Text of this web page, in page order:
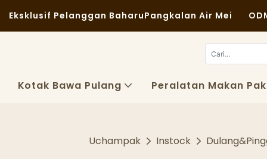
Eksklusif Pelanggan BaharuPangkalan Air Mei
Kotak Bawa Pulang Peralatan Makan
Uchampak Instock